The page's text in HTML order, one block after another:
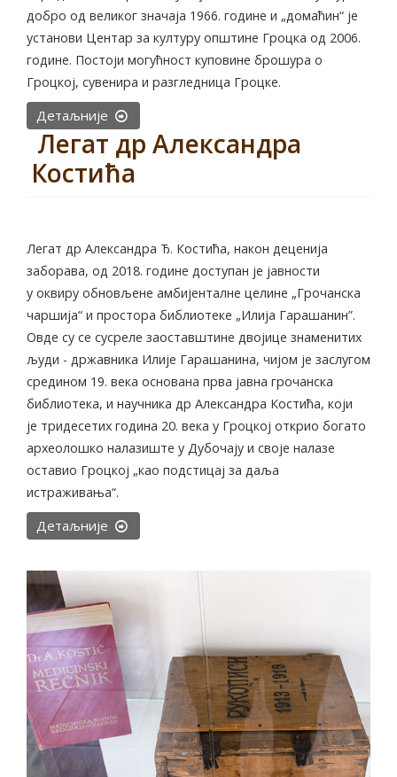
добро од великог значаја 1966. године и „домаћин“ је
установи Центар за културу општине Гроцка од 2006.
године. Постоји могућност куповине брошура о
Гроцкој, сувенира и разгледница Гроцке.
Детаљније
Легат др Александра
Костића
Легат др Александра Ђ. Костића, након деценија
заборава, од 2018. године доступан је јавности
у оквиру обновљене амбијенталне целине „Грочанска
чаршија“ и простора библиотеке „Илија Гарашанин”.
Овде су се сусреле заоставштине двојице знаменитих
људи - државника Илије Гарашанина, чијом је заслугом
средином 19. века основана прва јавна грочанска
библиотека, и научника др Александра Костића, који
је тридесетих година 20. века у Гроцкој открио богато
археолошко налазиште у Дубочају и своје налазе
оставио Гроцкој „као подстицај за даља
истраживања“.
Детаљније